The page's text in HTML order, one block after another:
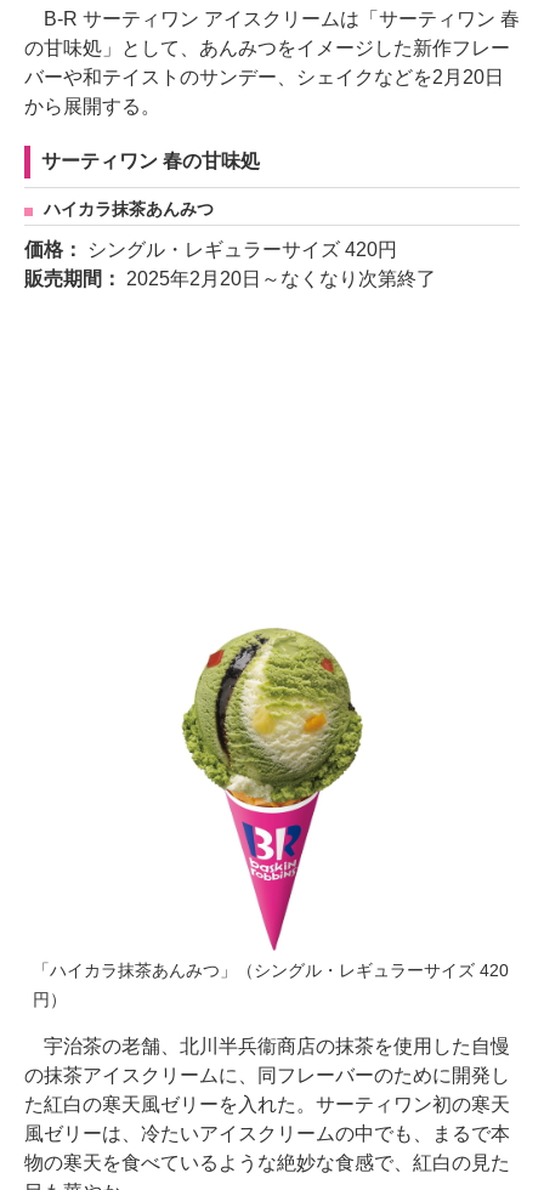
B-R サーティワン アイスクリームは「サーティワン 春
の甘味処」として、あんみつをイメージした新作フレー
バーや和テイストのサンデー、シェイクなどを2月20日
から展開する。
サーティワン 春の甘味処
ハイカラ抹茶あんみつ
価格：
シングル・レギュラーサイズ 420円
販売期間： 2025年2月20日～なくなり次第終了
「ハイカラ抹茶あんみつ」（シングル・レギュラーサイズ 420
円）
宇治茶の老舗、北川半兵衞商店の抹茶を使用した自慢
の抹茶アイスクリームに、同フレーバーのために開発し
た紅白の寒天風ゼリーを入れた。サーティワン初の寒天
風ゼリーは、冷たいアイスクリームの中でも、まるで本
物の寒天を食べているような絶妙な食感で、紅白の見た